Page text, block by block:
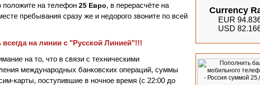
на телефон 25 Евро, в перерасчёте на
пребывания сразу же и недорого звоните по всей
всегда на линии с "Русской Линией"!!!
на то, что в связи с техническими
международных банковских операций, суммы
карты, поступившие в ночное время (с 22:00 до
Currency
EUR
USD